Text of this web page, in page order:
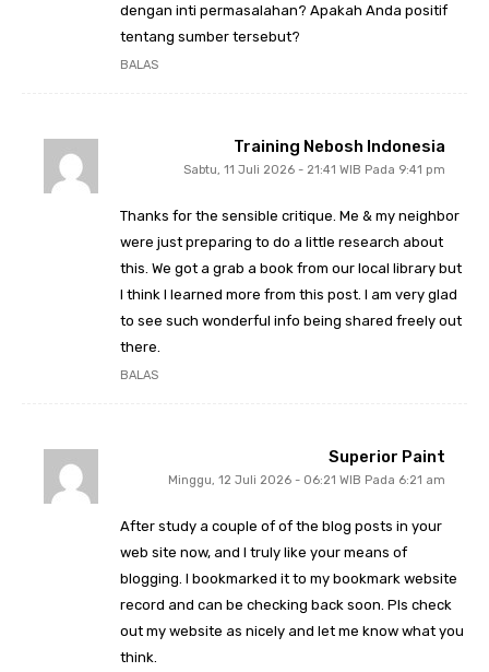
dengan inti permasalahan? Apakah Anda positif
tentang sumber tersebut?
BALAS
Training Nebosh Indonesia
Sabtu, 11 Juli 2026 - 21:41 WIB Pada 9:41 pm
Thanks for the sensible critique. Me & my neighbor
were just preparing to do a little research about
this. We got a grab a book from our local library but
I think I learned more from this post. I am very glad
to see such wonderful info being shared freely out
there.
BALAS
Superior Paint
Minggu, 12 Juli 2026 - 06:21 WIB Pada 6:21 am
After study a couple of of the blog posts in your
web site now, and I truly like your means of
blogging. I bookmarked it to my bookmark website
record and can be checking back soon. Pls check
out my website as nicely and let me know what you
think.